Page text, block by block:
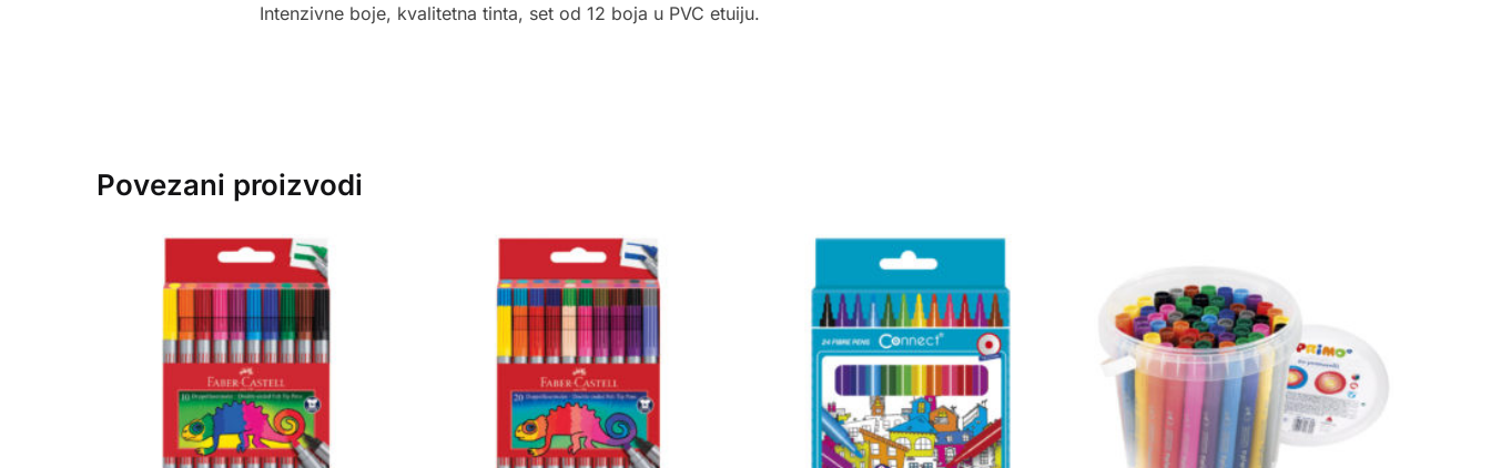
Intenzivne boje, kvalitetna tinta, set od 12 boja u PVC etuiju.
Povezani proizvodi